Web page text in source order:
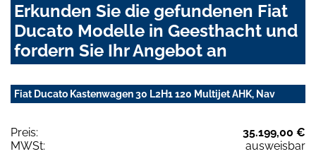
Erkunden Sie die gefundenen Fiat
Ducato Modelle in Geesthacht und
fordern Sie Ihr Angebot an
Fiat Ducato Kastenwagen 30 L2H1 120 Multijet AHK, Nav
Preis:
35.199,00 €
MWSt:
ausweisbar